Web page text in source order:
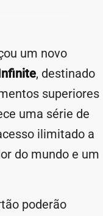
um novo
, destinado
superiores
uma série de
ilimitado a
do mundo e um
poderão